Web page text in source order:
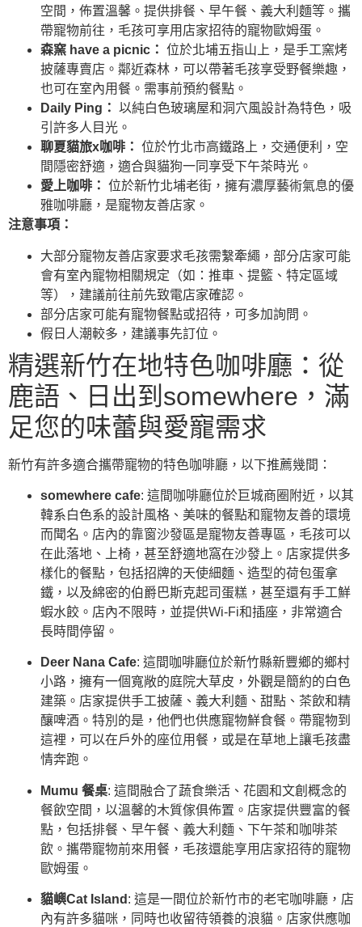
空間，佈置溫馨。提供排餐、早午餐、義大利麵等。攜
帶寵物前往，毛孩可享用店家招待的寵物歐姆蛋。
森窯 have a picnic： 位於北埔五指山上，是手工窯烤
披薩專賣店。鄰近森林，可以帶著毛孩享受野餐樂趣，
也可在室內用餐。需事前預約餐點。
Daily Ping： 以純白色玻璃屋和洞穴風設計為特色，吸
引許多人目光。
聊夏貓旅x咖啡： 位於竹北市高鐵路上，交通便利，空
間隱密舒適，適合與貓狗一同享受下午茶時光。
愛上咖啡： 位於新竹北埔老街，擁有濃厚藝術氣息的優
雅咖啡廳，是寵物友善店家。
注意事項：
大部分寵物友善店家要求毛孩需繫牽繩，部分店家可能
會有室內寵物相關規定（如：推車、提籃、特定區域
等），建議前往前先致電店家確認。
部分店家可能有寵物餐點或招待，可多加詢問。
假日人潮較多，建議事先訂位。
精選新竹在地特色咖啡廳：從
鹿語、日出到somewhere，滿
足您的味蕾與愛寵需求
新竹有許多適合攜帶寵物的特色咖啡廳，以下推薦幾間：
somewhere cafe: 這間咖啡廳位於巨城商圈附近，以其
韓系白色系的設計風格、美味的餐點和寵物友善的環境
而聞名。店內的靠窗沙發區是寵物友善專區，毛孩可以
在此落地、上椅，甚至舒適地窩在沙發上。店家提供多
樣化的餐點，包括招牌的天使細麵、造型的荷包蛋拿
鐵，以及綿密的伯爵巴斯克起司蛋糕，甚至還有手工鮮
蝦水餃。店內不限時，並提供Wi-Fi和插座，非常適合
長時間停留。
Deer Nana Cafe: 這間咖啡廳位於新竹縣新豐鄉的鄉村
小路，擁有一個寬敞的庭院大草皮，外觀是簡約的白色
建築。店家提供手工披薩、義大利麵、甜點、茶飲和精
釀啤酒。特別的是，他們也供應寵物鮮食餐。帶寵物到
這裡，可以在戶外的座位用餐，或是在草地上讓毛孩盡
情奔跑。
Mumu 餐桌: 這間融合了蔬食樂活、花園和文創概念的
餐飲空間，以溫馨的木質傢俱佈置。店家提供豐富的餐
點，包括排餐、早午餐、義大利麵、下午茶和咖啡茶
飲。攜帶寵物前來用餐，毛孩還能享用店家招待的寵物
歐姆蛋。
貓嶼Cat Island : 這是一間位於新竹市的老宅咖啡廳，店
內有許多貓咪，同時也收留待領養的浪貓。店家供應咖